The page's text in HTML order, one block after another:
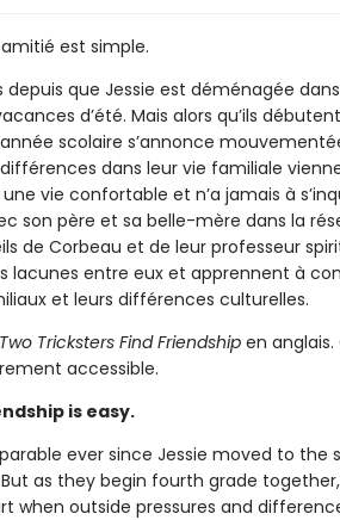
est simple.
que Jessie est déménagée
d’été. Mais alors qu’ils débutent
scolaire s’annonce
dans leur vie familiale
vie confortable et n’a jamais à
son père et sa belle-mère dans la
de Corbeau et de leur professeur
lacunes entre eux et apprennent à
et leurs différences culturelles.
Two Tricksters Find Friendshipen anglais.
accessible.
is easy.
ever since Jessie moved to the
as they begin fourth grade
when outside pressures and